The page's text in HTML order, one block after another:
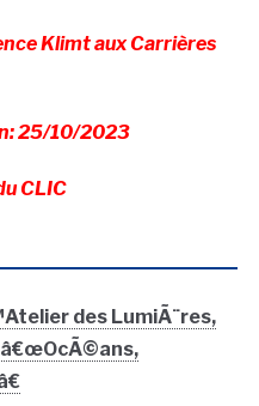
Klimt aux Carrières
25/10/2023
CLIC
des LumiÃ¨res,